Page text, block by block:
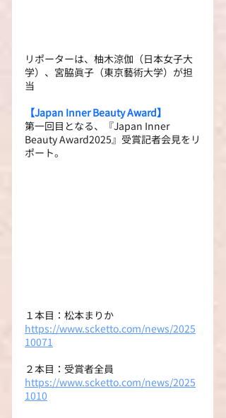
リポーターは、柚木涼伽（日本女子大
学）、宮脇眞子（東京藝術大学）が担
当
【Japan Inner Beauty Award】
第一回目となる、『Japan Inner
Beauty Award2025』受賞記者会見をリ
ポート。
１本目：松本まりか
https://www.scketto.com/news/2025
10071
２本目：受賞者全員
https://www.scketto.com/news/2025
1010